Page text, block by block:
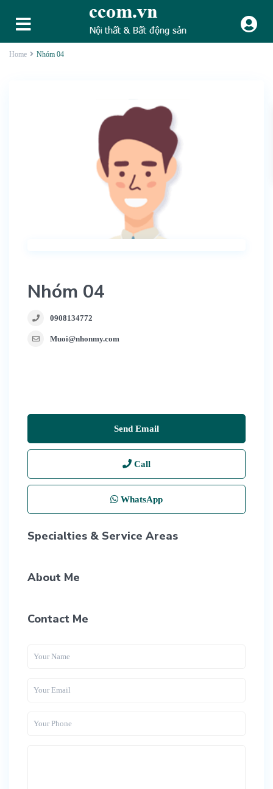
Home Nhóm 04
Nhóm 04
0908134772
Muoi@nhonmy.com
Send Email
Call
WhatsApp
Specialties & Service Areas
About Me
Contact Me